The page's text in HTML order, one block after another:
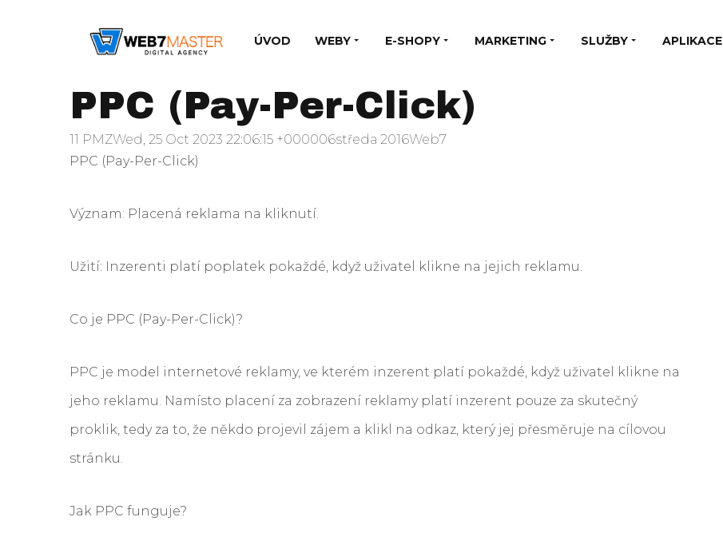
ÚVOD WEBY E-SHOPY MARKETING SLUŽBY APLIKACE
PPC (Pay-Per-Click)
11 PMZWed, 25 Oct 2023 22:06:15 +000006středa 2016Web7
PPC (Pay-Per-Click)
Význam: Placená reklama na kliknutí.
Užití: Inzerenti platí poplatek pokaždé, když uživatel klikne na jejich reklamu.
Co je PPC (Pay-Per-Click)?
PPC je model internetové reklamy, ve kterém inzerent platí pokaždé, když uživatel klikne na
jeho reklamu. Namísto placení za zobrazení reklamy platí inzerent pouze za skutečný
proklik, tedy za to, že někdo projevil zájem a klikl na odkaz, který jej přesměruje na cílovou
stránku.
Jak PPC funguje?